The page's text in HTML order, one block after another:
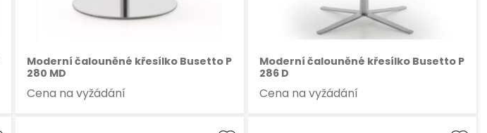
Moderní čalouněné křesílko Busetto P
280 MD
Cena na vyžádání
Moderní čalouněné křesílko Busetto P
286 D
Cena na vyžádání